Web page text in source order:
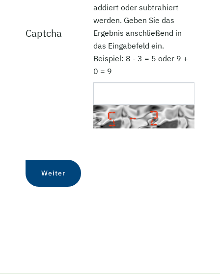
Captcha
addiert oder subtrahiert
werden. Geben Sie das
Ergebnis anschließend in
das Eingabefeld ein.
Beispiel: 8 - 3 = 5 oder 9 +
0 = 9